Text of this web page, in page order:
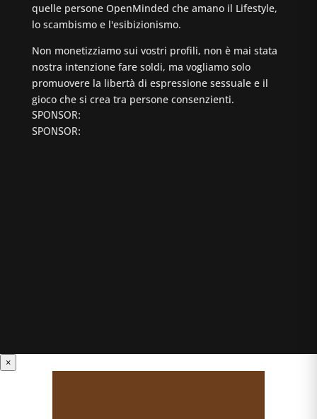
quelle persone OpenMinded che amano il Lifestyle,
lo scambismo e l'esibizionismo.
Non monetizziamo sui vostri profili, non è mai stata
nostra intenzione fare soldi, ma vogliamo solo
promuovere la libertà di espressione sessuale e il
gioco che si crea tra persone consenzienti.
SPONSOR:
SPONSOR:
×